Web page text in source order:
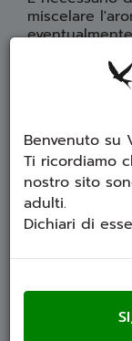
miscelare
Benvenuto su
Ti ricordiamo
nostro sito
adulti.
Dichiari di